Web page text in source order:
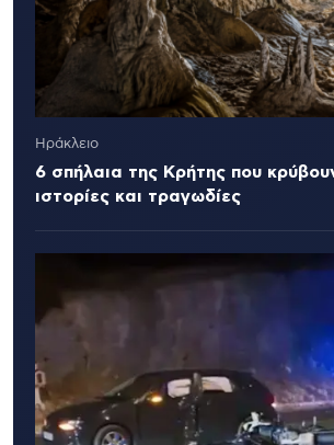
Ηράκλειο
6 σπήλαια της Κρήτης που
ιστορίες και τραγωδίες